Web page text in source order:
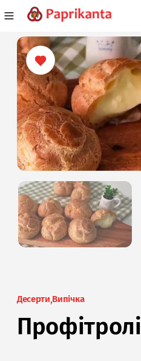
Десерти Випічка
Профітролі